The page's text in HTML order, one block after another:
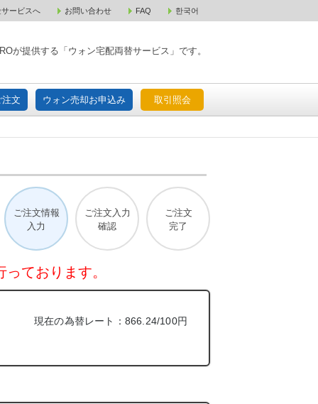
ービスへ お問い合わせ FAQ 한국어
が提供する「ウォン宅配両替サービス」です。
文 ウォン売却お申込み 取引照会
宅配ご注文 ウォン売却お申込み 取引照会
ご注文情報
入力
ご注文入力
確認
ご注文
完了
ております。
現在の為替レート：866.24/100円